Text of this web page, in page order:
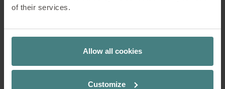
of their services.
Allow all cookies
Customize
Comunicación
Colaboración